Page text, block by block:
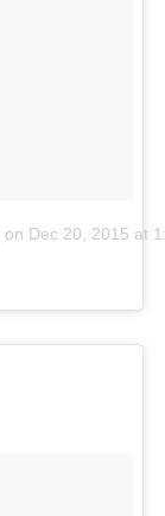
on Dec 20, 2015 at